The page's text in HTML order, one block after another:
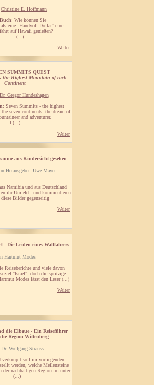
Christine E. Hoffmann
: Wie können Sie ·
eine „Handvoll Dollar“ eine
auf Hawaii genießen? ·
- (...)
Weiter
SUMMITS QUEST
the Highest Mountain of each
Continent
Gregor Hundeshagen
: Seven Summits - the highest
seven continents, the dream of
and adventurer.
I (...)
Weiter
aus Kindersicht gesehen
Herausgeber: Uwe Mayer
Namibia und aus Deutschland
ihr Umfeld - und kommentieren
diese Bilder gegenseitig
Weiter
- Die Leiden eines Wallfahrers
Hartmut Modes
Reiseberichte und viele davon
"Israel", doch die spritzige
Modes lässt den Leser (...)
Weiter
die Elbaue - Ein Reiseführer
Region Wittenberg
Dr. Wolfgang Strauss
verknüpft soll im vorliegenden
werden, welche Meilensteine
der nachhaltigen Region im unter
(...)